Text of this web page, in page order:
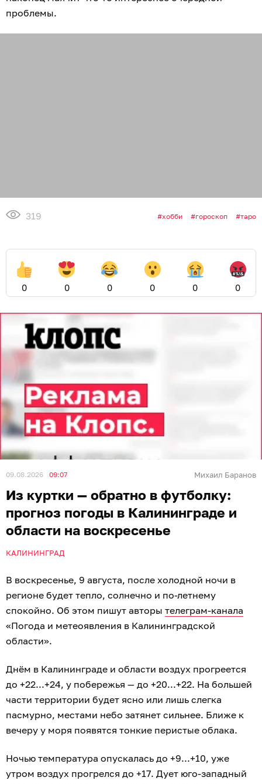
проблемы.
319 хобби гороскоп таро
0 0 0 0 0 0
09.08.2026 09:07 Михаил Баранов
Из куртки — обратно в футболку:
прогноз погоды в Калининграде и
области на воскресенье
КАЛИНИНГРАД
В воскресенье, 9 августа, после холодной ночи в
регионе будет тепло, солнечно и по-летнему
спокойно. Об этом пишут авторы телеграм-канала
«Погода и метеоявления в Калининградской
области».
Днём в Калининграде и области воздух прогреется
до +22...+24, у побережья — до +20...+22. На большей
части территории будет ясно или лишь слегка
пасмурно, местами небо затянет сильнее. Ближе к
вечеру у моря появятся тонкие перистые облака.
Ночью температура опускалась до +9...+10, уже
утром воздух прогрелся до +17. Дует юго-западный